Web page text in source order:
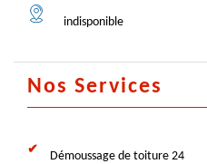
indisponible
Nos Services
Démoussage de toiture 24